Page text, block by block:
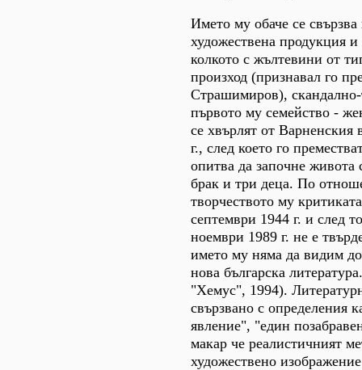
Името му обаче се
художествена продукция и
колкото с жълтевини от
произход (признавал го
Страшимиров),
първото му семейство -
се хвърлят от Варненския
г., след което го
опитва да започне живота
брак и три деца. По
творчеството му
септември 1944 г. и след
ноември 1989 г. не е
името му няма да видим
нова българска
"Хемус", 1994).
свързвано с определения
явление", "един
макар че реалистичният
художествено